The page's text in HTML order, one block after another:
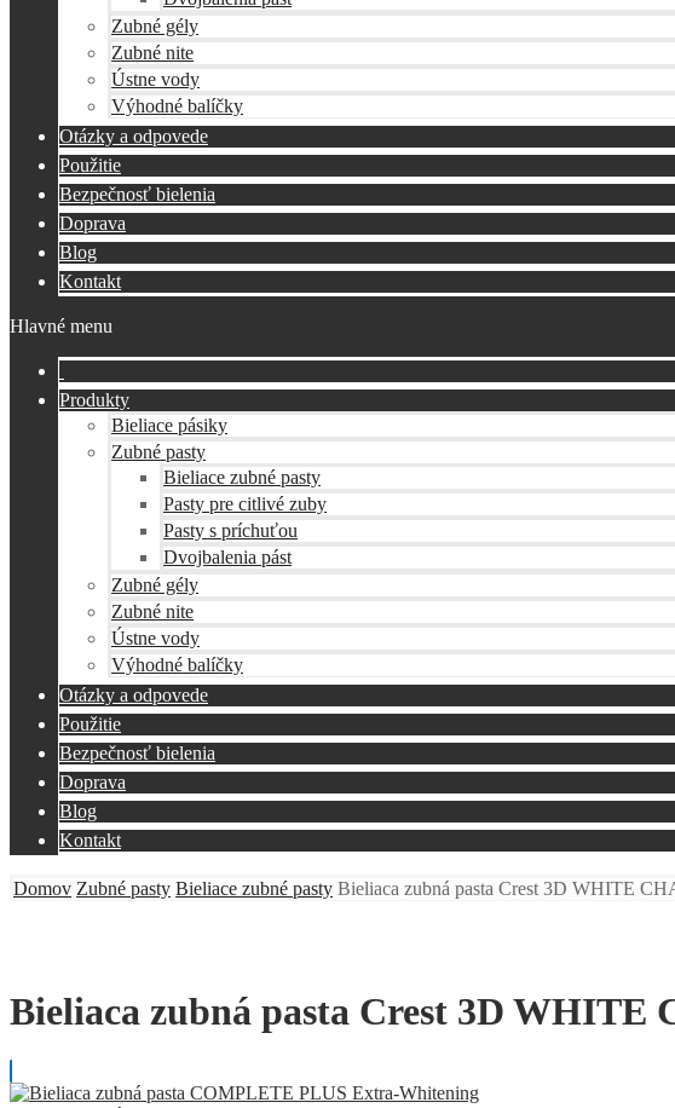
Zubné gély
Zubné nite
Ústne vody
Výhodné balíčky
Otázky a odpovede
Použitie
Bezpečnosť bielenia
Doprava
Blog
Kontakt
Hlavné menu
Produkty
Bieliace pásiky
Zubné pasty
Bieliace zubné pasty
Pasty pre citlivé zuby
Pasty s príchuťou
Dvojbalenia pást
Zubné gély
Zubné nite
Ústne vody
Výhodné balíčky
Otázky a odpovede
Použitie
Bezpečnosť bielenia
Doprava
Blog
Kontakt
Domov Zubné pasty Bieliace zubné pasty Bieliaca zubná pasta Crest 3D WHITE
Bieliaca zubná pasta Crest 3D